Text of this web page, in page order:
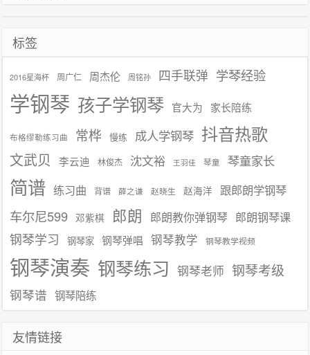
标签
2016星海杯 周广仁 周杰伦 周铭孙 四手联弹 学琴经验
学钢琴 孩子学钢琴 官大为 家长陪练
布格缪勒练习曲 常桦 慢练 成人学钢琴 抖音热歌
文武贝 李云迪 林俊杰 沈文裕 王羽佳 琴童 琴童家长
简谱 练习曲 背谱 薛之谦 赵晓生 赵海洋 跟郎朗学钢琴
车尔尼599 邓紫棋 郎朗 郎朗教你弹钢琴 郎朗钢琴课
钢琴学习 钢琴家 钢琴弹唱 钢琴教学 钢琴教学视频
钢琴演奏 钢琴练习 钢琴老师 钢琴考级
钢琴谱 钢琴陪练
友情链接